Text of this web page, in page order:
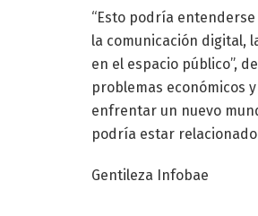
“Esto podría
la comunicación digital,
en el espacio público”,
problemas económicos
enfrentar un nuevo
podría estar
Gentileza Infobae